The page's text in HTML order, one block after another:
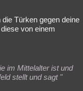
Türken gegen deine
von einem
im Mittelalter ist und
stellt und sagt "